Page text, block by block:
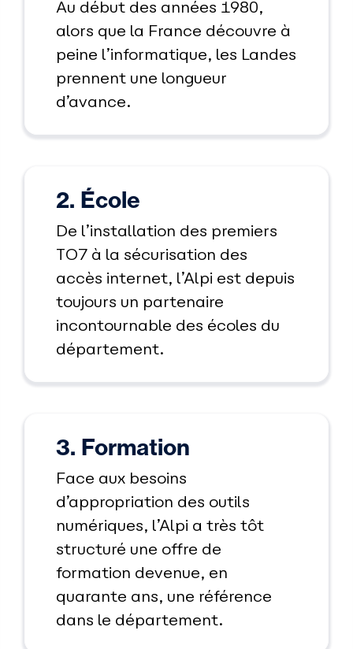
Au début des années 1980,
alors que la France découvre à
peine l’informatique, les Landes
prennent une longueur
d’avance.
2. École
De l’installation des premiers
TO7 à la sécurisation des
accès internet, l’Alpi est depuis
toujours un partenaire
incontournable des écoles du
département.
3. Formation
Face aux besoins
d’appropriation des outils
numériques, l’Alpi a très tôt
structuré une offre de
formation devenue, en
quarante ans, une référence
dans le département.